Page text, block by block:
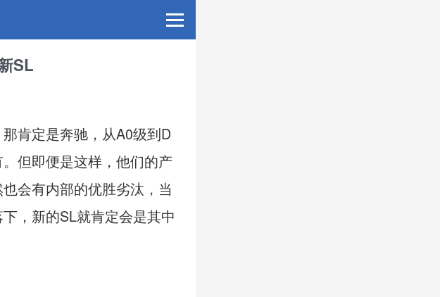
SL
肯定是奔驰，从A0级到D
但即便是这样，他们的产
会有内部的优胜劣汰，当
，新的SL就肯定会是其中